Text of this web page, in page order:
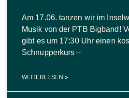
Am 17.06. tanzen wir im
Musik von der PTB Bigband!
gibt es um 17:30 Uhr einen
Schnupperkurs –
WEITERLESEN »